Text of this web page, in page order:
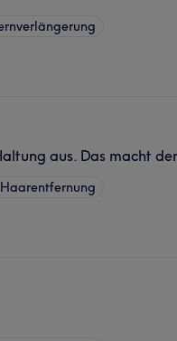
aus. Das macht